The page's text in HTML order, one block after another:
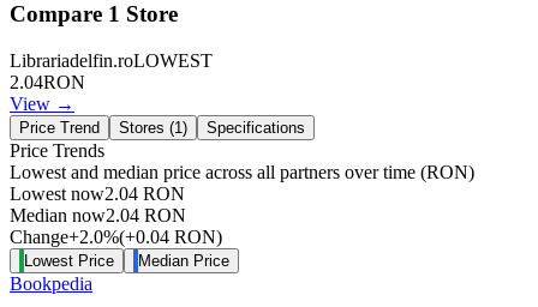
Compare 1 Store
Librariadelfin.roLOWEST
2.04RON
View →
Price Trend Stores (1) Specifications
Price Trends
Lowest and median price across all partners over time (RON)
Lowest now2.04 RON
Median now2.04 RON
Change+2.0%(+0.04 RON)
Lowest Price Median Price
Bookpedia